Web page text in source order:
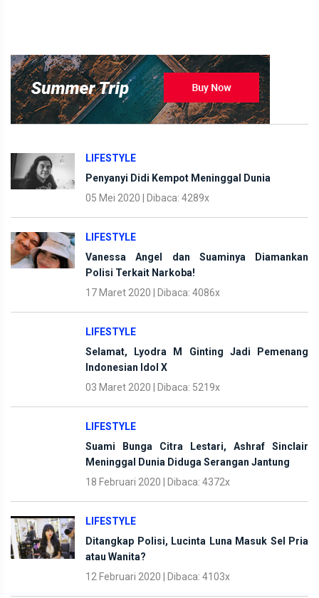
LIFESTYLE
Penyanyi Didi Kempot Meninggal Dunia
05 Mei 2020 | Dibaca: 4289x
LIFESTYLE
Vanessa Angel dan Suaminya Diamankan
Polisi Terkait Narkoba!
17 Maret 2020 | Dibaca: 4086x
LIFESTYLE
Selamat, Lyodra M Ginting Jadi Pemenang
Indonesian Idol X
03 Maret 2020 | Dibaca: 5219x
LIFESTYLE
Suami Bunga Citra Lestari, Ashraf Sinclair
Meninggal Dunia Diduga Serangan Jantung
18 Februari 2020 | Dibaca: 4372x
LIFESTYLE
Ditangkap Polisi, Lucinta Luna Masuk Sel Pria
atau Wanita?
12 Februari 2020 | Dibaca: 4103x